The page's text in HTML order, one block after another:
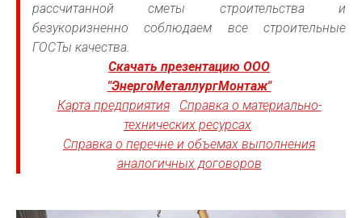
рассчитанной сметы строительства и
безукоризненно соблюдаем все строительные
ГОСТы качества.
Скачать презентацию ООО
"ЭнергоМеталлургМонтаж"
Карта предприятия
Справка о материально-
технических ресурсах
Справка о перечне и объемах выполнения
аналогичных договоров